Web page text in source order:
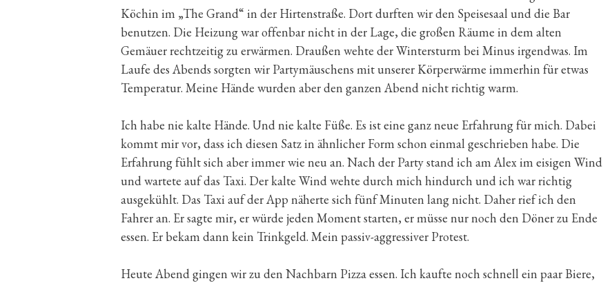
Köchin im „The Grand“ in der Hirtenstraße. Dort durften wir den Speisesaal und die Bar
benutzen. Die Heizung war offenbar nicht in der Lage, die großen Räume in dem alten
Gemäuer rechtzeitig zu erwärmen. Draußen wehte der Wintersturm bei Minus irgendwas. Im
Laufe des Abends sorgten wir Partymäuschens mit unserer Körperwärme immerhin für etwas
Temperatur. Meine Hände wurden aber den ganzen Abend nicht richtig warm.
Ich habe nie kalte Hände. Und nie kalte Füße. Es ist eine ganz neue Erfahrung für mich. Dabei
kommt mir vor, dass ich diesen Satz in ähnlicher Form schon einmal geschrieben habe. Die
Erfahrung fühlt sich aber immer wie neu an. Nach der Party stand ich am Alex im eisigen Wind
und wartete auf das Taxi. Der kalte Wind wehte durch mich hindurch und ich war richtig
ausgekühlt. Das Taxi auf der App näherte sich fünf Minuten lang nicht. Daher rief ich den
Fahrer an. Er sagte mir, er würde jeden Moment starten, er müsse nur noch den Döner zu Ende
essen. Er bekam dann kein Trinkgeld. Mein passiv-aggressiver Protest.
Heute Abend gingen wir zu den Nachbarn Pizza essen. Ich kaufte noch schnell ein paar Biere,